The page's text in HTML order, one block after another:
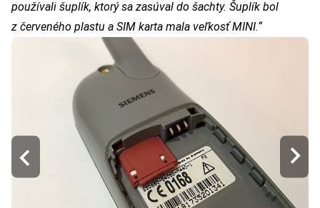
používali šuplík, ktorý sa zasúval do šachty. Šuplík bol
z červeného plastu a SIM karta mala veľkosť MINI.“